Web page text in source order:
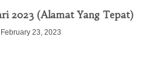
2023 (Alamat Yang Tepat)
February 23, 2023